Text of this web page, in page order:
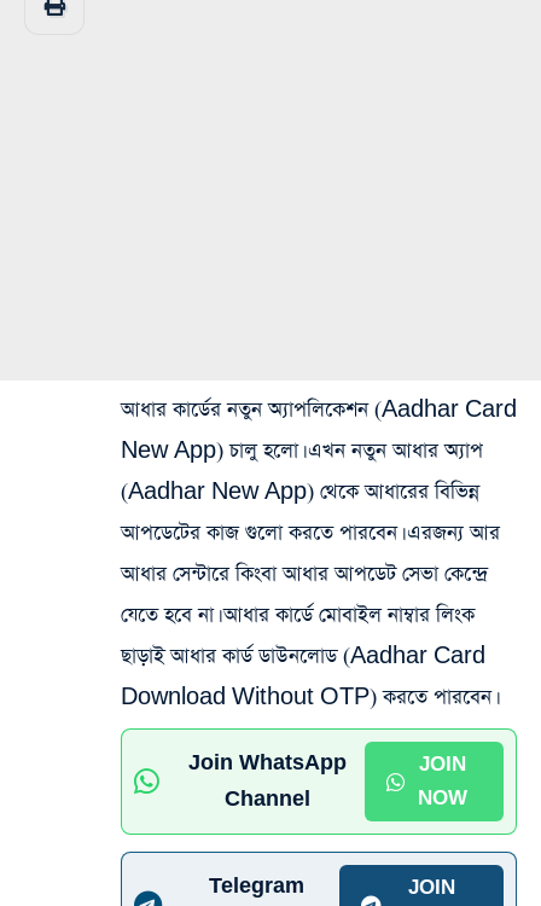
আধার কার্ডের নতুন অ্যাপলিকেশন (Aadhar Card
New App) চালু হলো। এখন নতুন আধার অ্যাপ
(Aadhar New App) থেকে আধারের বিভিন্ন
আপডেটের কাজ গুলো করতে পারবেন। এরজন্য আর
আধার সেন্টারে কিংবা আধার আপডেট সেভা কেন্দ্রে
যেতে হবে না। আধার কার্ডে মোবাইল নাম্বার লিংক
ছাড়াই আধার কার্ড ডাউনলোড (Aadhar Card
Download Without OTP) করতে পারবেন।
Join WhatsApp
Channel
JOIN
NOW
Telegram
JOIN